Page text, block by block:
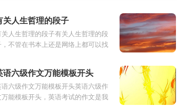
关人生哲理的段子
关人生哲理的段子有关人生哲理的段
，不管在书本上还是网络上都可以找
语六级作文万能模板开头
语六级作文万能模板开头英语六级作
万能模板开头，英语考试的作文是我